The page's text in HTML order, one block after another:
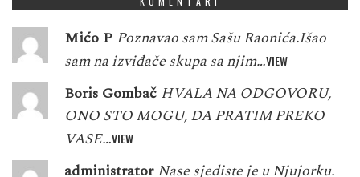
Mićo P Poznavao sam Sašu Raonića.Išao
sam na izviđače skupa sa njim…VIEW
Boris Gombač HVALA NA ODGOVORU,
ONO STO MOGU, DA PRATIM PREKO
VASE…VIEW
administrator Nase sjediste je u Njujorku.